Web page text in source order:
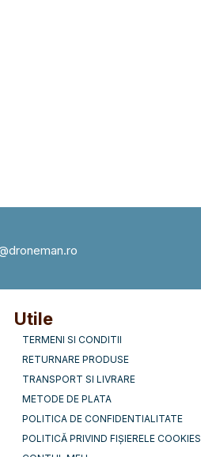
Utile
TERMENI SI CONDITII
RETURNARE PRODUSE
TRANSPORT SI LIVRARE
METODE DE PLATA
POLITICA DE CONFIDENTIALITATE
POLITICĂ PRIVIND FIȘIERELE COOKIES